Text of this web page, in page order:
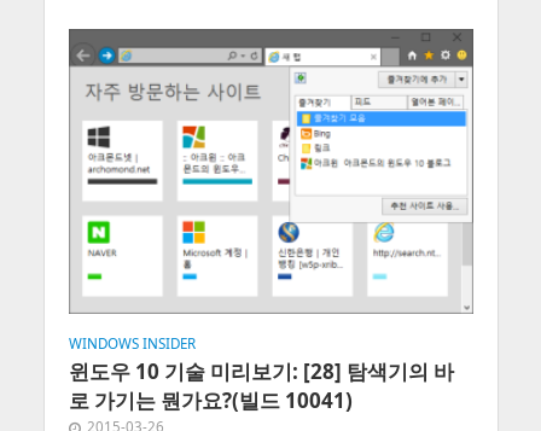
WINDOWS INSIDER
윈도우 10 기술 미리보기: [28] 탐색기의 바
로 가기는 뭔가요?(빌드 10041)
2015-03-26